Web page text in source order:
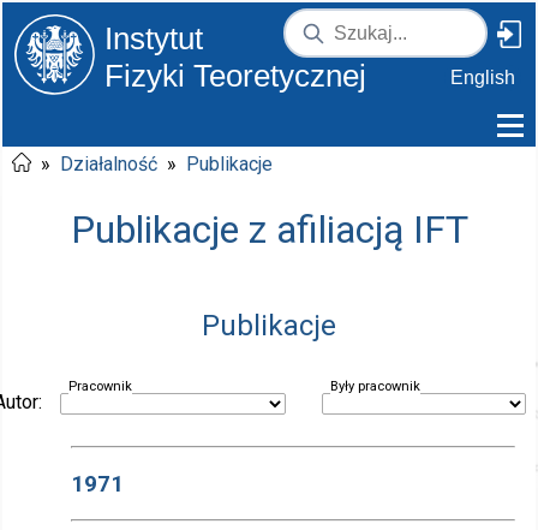
Instytut
Fizyki Teoretycznej
English
» Działalność » Publikacje
Publikacje z afiliacją IFT
Publikacje
Pracownik Były pracownik
1971